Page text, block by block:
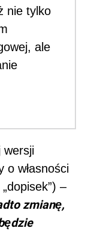
nie tylko
ale
wersji
o własności
–
zmianę,